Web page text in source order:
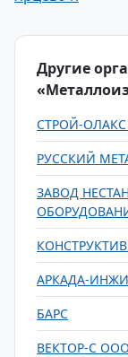
Другие
СТРОЙ-
РУССКИЙ
ЗАВОД
АРКАДА-
БАРС
ВЕКТОР-С ООО